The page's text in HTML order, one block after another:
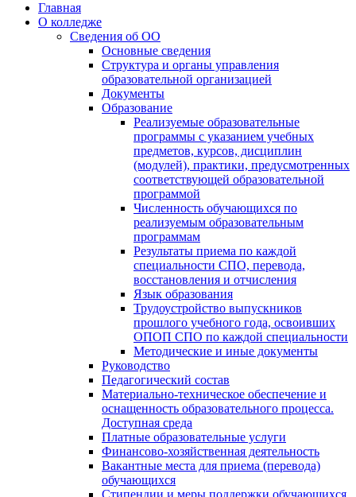
Главная
О колледже
Сведения об ОО
Основные сведения
Структура и органы управления
образовательной организацией
Документы
Образование
Реализуемые образовательные
программы с указанием учебных
предметов, курсов, дисциплин
(модулей), практики, предусмотренных
соответствующей образовательной
программой
Численность обучающихся по
реализуемым образовательным
программам
Результаты приема по каждой
специальности СПО, перевода,
восстановления и отчисления
Язык образования
Трудоустройство выпускников
прошлого учебного года, освоивших
ОПОП СПО по каждой специальности
Методические и иные документы
Руководство
Педагогический состав
Материально-техническое обеспечение и
оснащенность образовательного процесса.
Доступная среда
Платные образовательные услуги
Финансово-хозяйственная деятельность
Вакантные места для приема (перевода)
обучающихся
Стипендии и меры поддержки обучающихся